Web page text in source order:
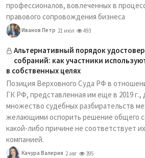
профессионалов, вовлеченных в
правового сопровождения бизнеса
Иванов Петр 21 июл 493
Альтернативный порядок
собраний: как участники
в собственных целях
Позиция Верховного Суда РФ в
ГК РФ, представленная им еще в 2019 г.,
множество судебных разбирательств
желающими оспорить решение общего
какой-либо причине не соответствует
компанией.
Качура Валерия 2 авг 395